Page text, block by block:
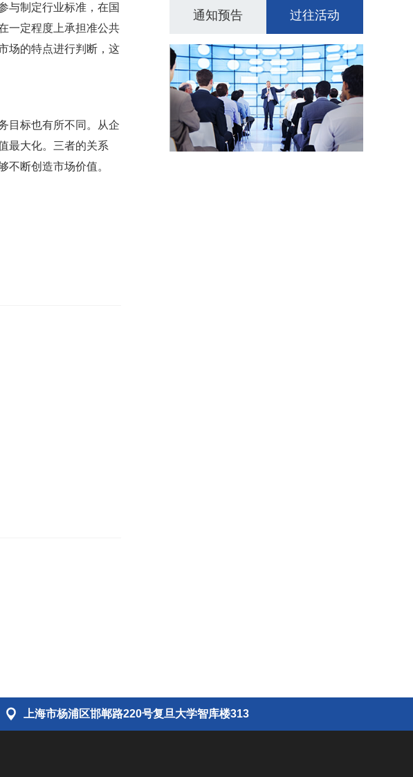
与制定行业标准，在国
一定程度上承担准公共
场的特点进行判断，这
目标也有所不同。从企
最大化。三者的关系
不断创造市场价值。
通知预告 过往活动
上海市杨浦区邯郸路220号复旦大学智库楼313